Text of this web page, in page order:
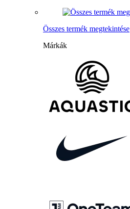
Összes termék megtekintése
Márkák